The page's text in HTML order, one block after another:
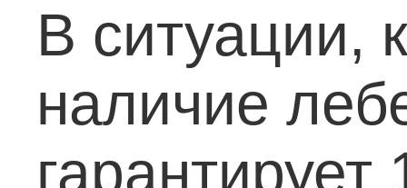
В ситуации,
наличие